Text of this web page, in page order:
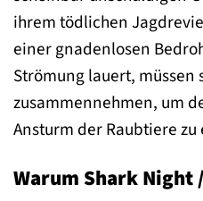
ihrem tödlichen
einer gnadenlosen
Strömung lauert, müssen
zusammennehmen, um
Ansturm der Raubtiere
Warum Shark Night